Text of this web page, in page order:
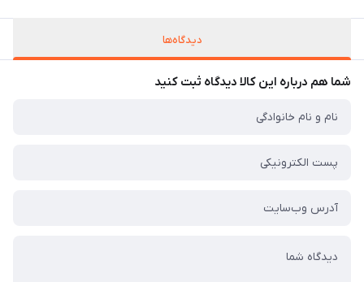
دیدگاه‌ها
شما هم درباره این کالا دیدگاه ثبت کنید